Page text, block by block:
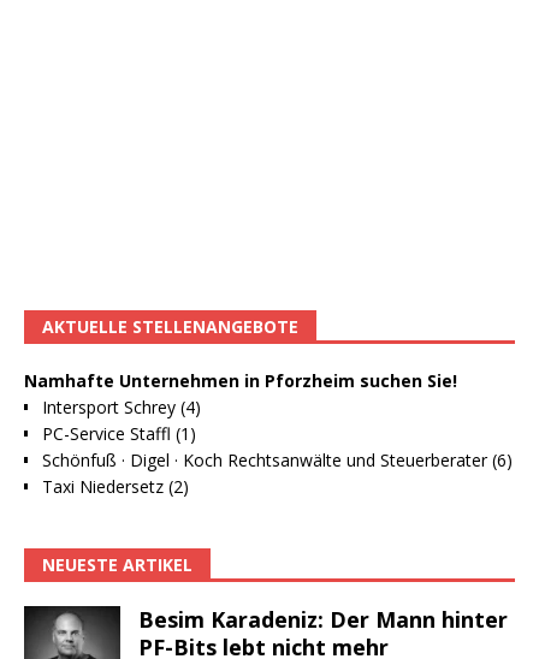
AKTUELLE STELLENANGEBOTE
Namhafte Unternehmen in Pforzheim suchen Sie!
Intersport Schrey (4)
PC-Service Staffl (1)
Schönfuß · Digel · Koch Rechtsanwälte und Steuerberater (6)
Taxi Niedersetz (2)
NEUESTE ARTIKEL
Besim Karadeniz: Der Mann hinter
PF-Bits lebt nicht mehr